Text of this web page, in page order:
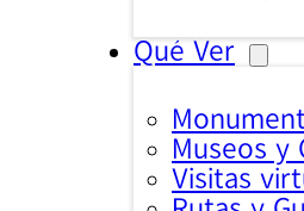
Qué Ver
Museos y
Visitas